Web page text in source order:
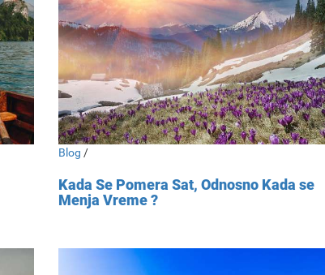
Blog /
Kada Se Pomera Sat, Odnosno Kada se
Menja Vreme ?